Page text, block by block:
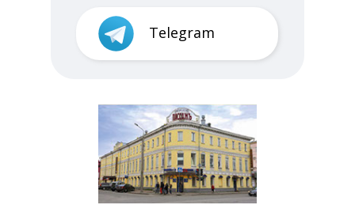
Telegram